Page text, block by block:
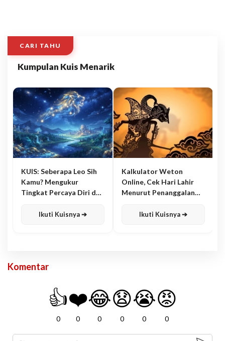
CARI TAHU
Kumpulan Kuis Menarik
KUIS: Seberapa Leo Sih
Kamu? Mengukur
Tingkat Percaya Diri dan
Ikuti Kuisnya ➔
Kalkulator Weton
Online, Cek Hari Lahir
Menurut Penanggalan
Ikuti Kuisnya ➔
Komentar
👍
0
❤️
0
😂
0
😧
0
😭
0
😡
0